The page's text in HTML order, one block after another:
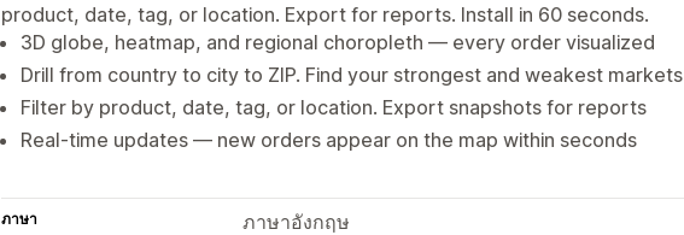
product, date, tag, or location. Export for reports. Install in 60 seconds.
3D globe, heatmap, and regional choropleth — every order visualized
Drill from country to city to ZIP. Find your strongest and weakest markets
Filter by product, date, tag, or location. Export snapshots for reports
Real-time updates — new orders appear on the map within seconds
ภาษา
ภาษาอังกฤษ